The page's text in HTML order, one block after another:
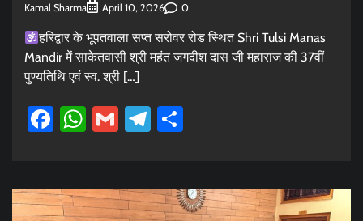
Kamal Sharma April 10, 2026 0
हरिद्वार के भूपतवाला सप्त सरोवर रोड स्थित Shri Tulsi Manas
Mandir में साकेतवासी श्री महंत जगदीश दास जी महाराज की 37वीं
पुण्यतिथि एवं स्व. श्री […]
Facebook
WhatsApp
GmailTelegram